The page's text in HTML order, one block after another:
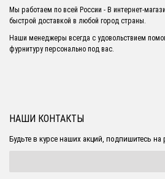
Мы работаем по всей России - В интернет-
быстрой доставкой в любой город страны.
Наши менеджеры всегда с удовольствием
фурнитуру персонально под вас.
НАШИ КОНТАКТЫ
Будьте в курсе наших акций, подпишитесь на